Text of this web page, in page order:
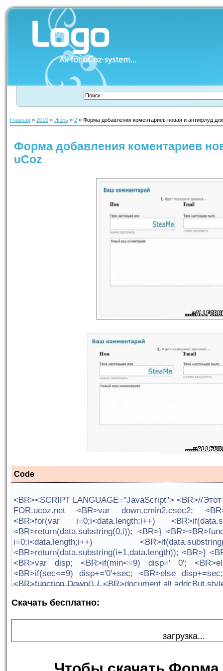
Главная » 2010 » Июль » 2 » Форма добавления коментариев новая и антифлуд
Форма добавления коментариев
uCoz
Code
<BR><SCRIPT LANGUAGE="JavaScript"> <BR>//
FOR.ucoz.net <BR>var down,cmin2,csec2;
<BR>for(var i=0;i<data.length;i++)
<BR>return(data.substring(0,i)); <BR>}
i=0;i<data.length;i++)
<BR>return(data.substring(i+1,data.length)); <BR>}
<BR>var disp; <BR>if(min<=9) disp=' 0';
<BR>if(sec<=9) disp+='0'+sec; <BR>else
<BR>function Down() {
таймер <BR>} <BR><BR>function DownRepeat() {
color="red">Анти-Флуд защита </font>'; //
color="green">Вы можете добавлять
Скачать бесплатно:
загрузка...